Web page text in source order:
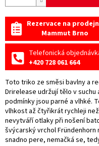
Rezervace na
Mammut Brno
Telefonická
+420 728 061 664
Toto triko ze směsi bavlny a
Drirelease udržují tělo v
podmínky jsou parné a vlhké.
vlhkost až čtyřikrát rychleji
nevytváří otlaky při nošení
švýcarský vrchol Fründenhorn
snadno pere, nemačká se,